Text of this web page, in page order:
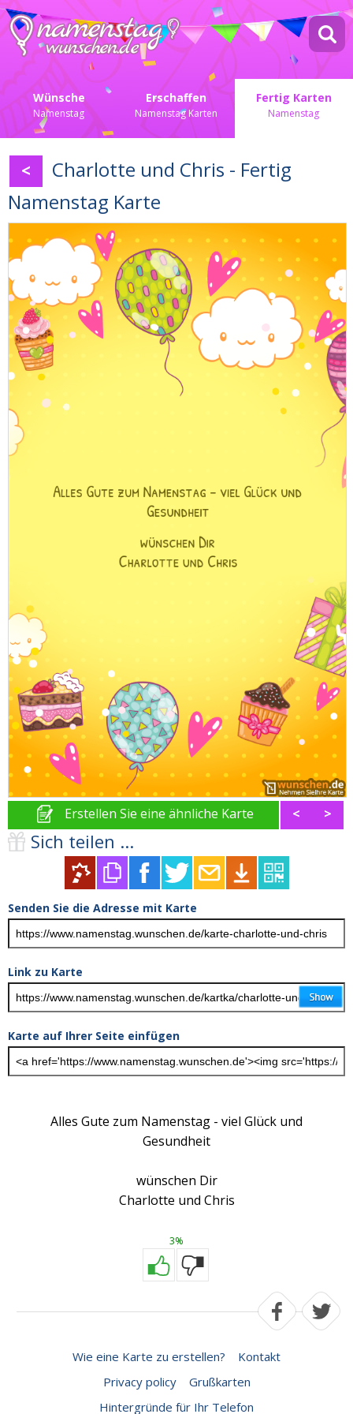
Wünsche
Namenstag
Erschaffen
Namenstag Karten
Fertig Karten
Namenstag
<
Charlotte und Chris - Fertig
Namenstag Karte
Erstellen Sie eine ähnliche Karte < >
Sich teilen ...
Senden Sie die Adresse mit Karte
Link zu Karte
Karte auf Ihrer Seite einfügen
Alles Gute zum Namenstag - viel Glück und
Gesundheit
wünschen Dir
Charlotte und Chris
3%
Wie eine Karte zu erstellen?
Kontakt
Privacy policy
Grußkarten
Hintergründe für Ihr Telefon